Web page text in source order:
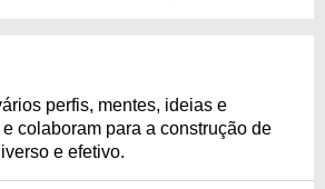
perfis, mentes, ideias e
colaboram para a construção de
e efetivo.